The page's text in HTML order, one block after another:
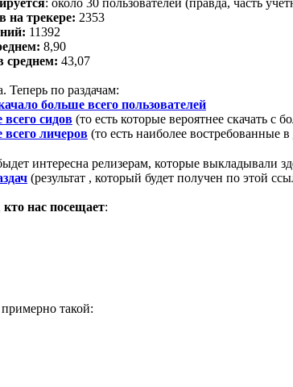
на трекере: 2353
11392
8,90
среднем: 43,07
Теперь по раздачам:
больше всего пользователей
всего сидов (то есть которые вероятнее скачать с
всего личеров (то есть наиболее востребованные
интересна релизерам, которые выкладывали
(результат , который будет получен по этой
кто нас посещает:
такой: